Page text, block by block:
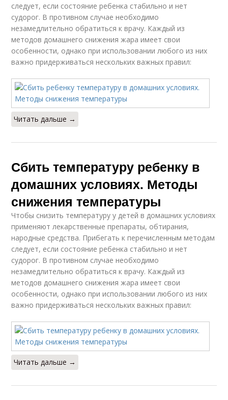
следует, если состояние ребенка стабильно и нет
судорог. В противном случае необходимо
незамедлительно обратиться к врачу. Каждый из
методов домашнего снижения жара имеет свои
особенности, однако при использовании любого из них
важно придерживаться нескольких важных правил:
Читать дальше →
Сбить температуру ребенку в
домашних условиях. Методы
снижения температуры
Чтобы снизить температуру у детей в домашних условиях
применяют лекарственные препараты, обтирания,
народные средства. Прибегать к перечисленным методам
следует, если состояние ребенка стабильно и нет
судорог. В противном случае необходимо
незамедлительно обратиться к врачу. Каждый из
методов домашнего снижения жара имеет свои
особенности, однако при использовании любого из них
важно придерживаться нескольких важных правил:
Читать дальше →